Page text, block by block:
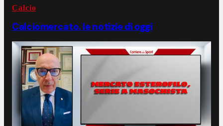
Calcio
Calciomercato, le notizie di oggi